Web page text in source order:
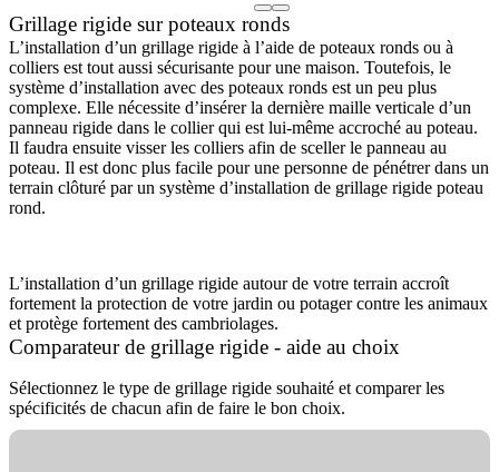
Grillage rigide sur poteaux ronds
L’installation d’un grillage rigide à l’aide de poteaux ronds ou à
colliers est tout aussi sécurisante pour une maison. Toutefois, le
système d’installation avec des poteaux ronds est un peu plus
complexe. Elle nécessite d’insérer la dernière maille verticale d’un
panneau rigide dans le collier qui est lui-même accroché au poteau.
Il faudra ensuite visser les colliers afin de sceller le panneau au
poteau. Il est donc plus facile pour une personne de pénétrer dans un
terrain clôturé par un système d’installation de grillage rigide poteau
rond.
L’installation d’un grillage rigide autour de votre terrain accroît
fortement la protection de votre jardin ou potager contre les animaux
et protège fortement des cambriolages.
Comparateur de grillage rigide - aide au choix
Sélectionnez le type de grillage rigide souhaité et comparer les
spécificités de chacun afin de faire le bon choix.